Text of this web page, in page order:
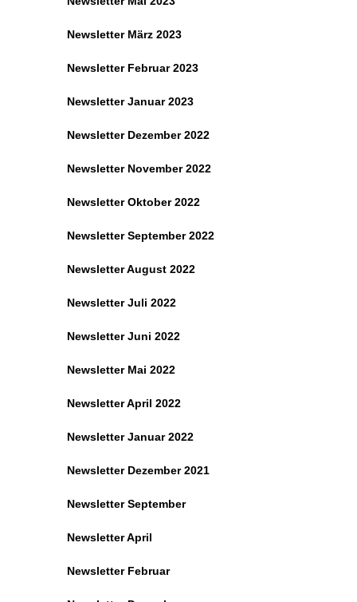
Newsletter März 2023
Newsletter Februar 2023
Newsletter Januar 2023
Newsletter Dezember 2022
Newsletter November 2022
Newsletter Oktober 2022
Newsletter September 2022
Newsletter August 2022
Newsletter Juli 2022
Newsletter Juni 2022
Newsletter Mai 2022
Newsletter April 2022
Newsletter Januar 2022
Newsletter Dezember 2021
Newsletter September
Newsletter April
Newsletter Februar